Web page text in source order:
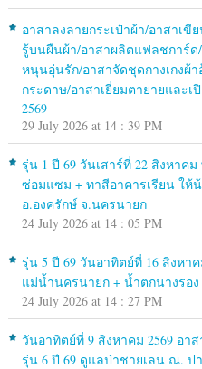
อาสาลงลายกระเป๋าผ้า/อาสาเ
รู้บนผืนผ้า/อาสาผลิตแฟลชการ์
หนุนอุ่นรัก/อาสาจัดชุดกางเกงผ้
กระดาษ/อาสาเยี่ยมตายายและเ
2569
29 July 2026 at 14 : 39 PM
รุ่น 1 ปี 69 วันเสาร์ที่ 22 สิงหาค
ซ่อมแซม + ทาสีอาคารเรียน ให้
อ.องครักษ์ จ.นครนายก
24 July 2026 at 14 : 05 PM
รุ่น 5 ปี 69 วันอาทิตย์ที่ 16 สิงหา
แม่น้ำนครนายก + น้ำตกนางรอ
24 July 2026 at 14 : 27 PM
วันอาทิตย์ที่ 9 สิงหาคม 2569 อา
รุ่น 6 ปี 69 ดูแลป่าชายเลน ณ. ป